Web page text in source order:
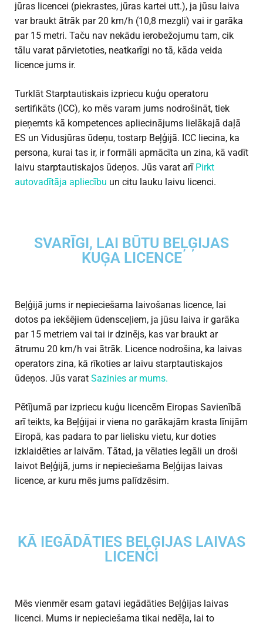
jūras licencei (piekrastes, jūras kartei utt.), ja jūsu laiva
var braukt ātrāk par 20 km/h (10,8 mezgli) vai ir garāka
par 15 metri. Taču nav nekādu ierobežojumu tam, cik
tālu varat pārvietoties, neatkarīgi no tā, kāda veida
licence jums ir.
Turklāt Starptautiskais izpriecu kuģu operatoru
sertifikāts (ICC), ko mēs varam jums nodrošināt, tiek
pieņemts kā kompetences apliecinājums lielākajā daļā
ES un Vidusjūras ūdeņu, tostarp Beļģijā. ICC liecina, ka
persona, kurai tas ir, ir formāli apmācīta un zina, kā vadīt
laivu starptautiskajos ūdeņos. Jūs varat arī Pirkt
autovadītāja apliecību un citu lauku laivu licenci.
SVARĪGI, LAI BŪTU BEĻĢIJAS
KUĢA LICENCE
Beļģijā jums ir nepieciešama laivošanas licence, lai
dotos pa iekšējiem ūdensceļiem, ja jūsu laiva ir garāka
par 15 metriem vai tai ir dzinējs, kas var braukt ar
ātrumu 20 km/h vai ātrāk. Licence nodrošina, ka laivas
operators zina, kā rīkoties ar laivu starptautiskajos
ūdeņos. Jūs varat Sazinies ar mums.
Pētījumā par izpriecu kuģu licencēm Eiropas Savienībā
arī teikts, ka Beļģijai ir viena no garākajām krasta līnijām
Eiropā, kas padara to par lielisku vietu, kur doties
izklaidēties ar laivām. Tātad, ja vēlaties legāli un droši
laivot Beļģijā, jums ir nepieciešama Beļģijas laivas
licence, ar kuru mēs jums palīdzēsim.
KĀ IEGĀDĀTIES BEĻĢIJAS LAIVAS
LICENCI
Mēs vienmēr esam gatavi iegādāties Beļģijas laivas
licenci. Mums ir nepieciešama tikai nedēļa, lai to